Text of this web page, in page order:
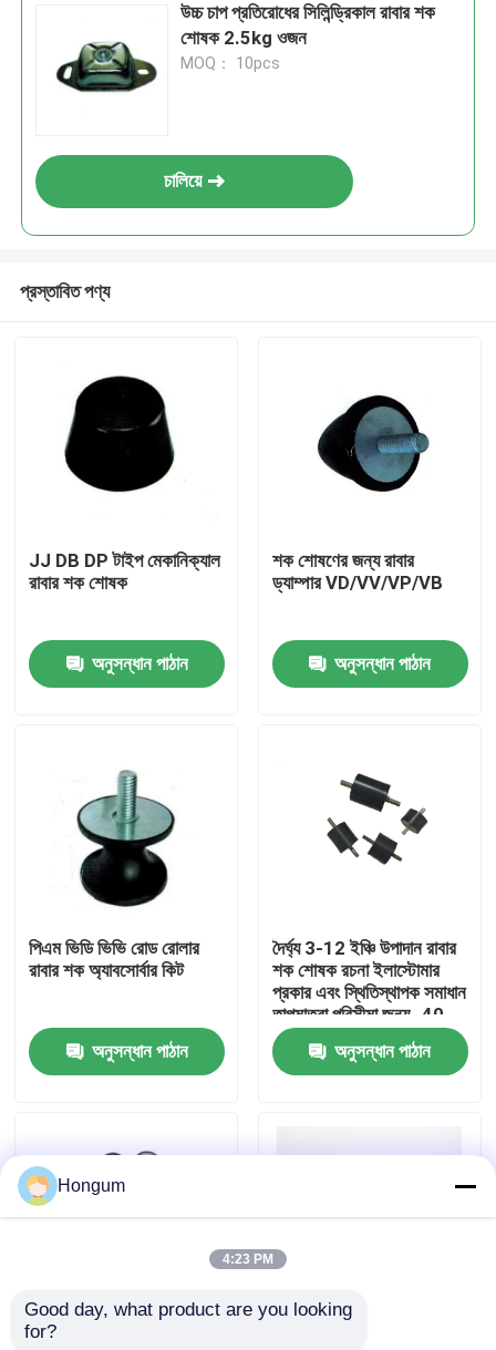
আমাদের সম্বন্ধে
গুণমান নিয়ন্ত্রণ
একটি উদ্ধৃতি অনুরোধ করুন
ভালভ রাবার ডায়াফ্রাম
উচ্চ চাপ প্রতিরোধের সিলিন্ড্রিকাল রাবার শক
শোষক 2.5kg ওজন
MOQ： 10pcs
চালিয়ে
প্রস্তাবিত পণ্য
JJ DB DP টাইপ মেকানিক্যাল
রাবার শক শোষক
অনুসন্ধান পাঠান
শক শোষণের জন্য রাবার
ড্যাম্পার VD/VV/VP/VB
অনুসন্ধান পাঠান
পিএম ভিডি ভিভি রোড রোলার
রাবার শক অ্যাবসোর্বার কিট
অনুসন্ধান পাঠান
দৈর্ঘ্য 3-12 ইঞ্চি উপাদান রাবার
শক শোষক রচনা ইলাস্টোমার
প্রকার এবং স্থিতিস্থাপক সমাধান
তাপমাত্রা পরিসীমা জন্য -40
°C থেকে 100 °C
অনুসন্ধান পাঠান
রাবার শক শোষক কঠোরতা
Hongum
4:23 PM
Good day, what product are you looking
for?